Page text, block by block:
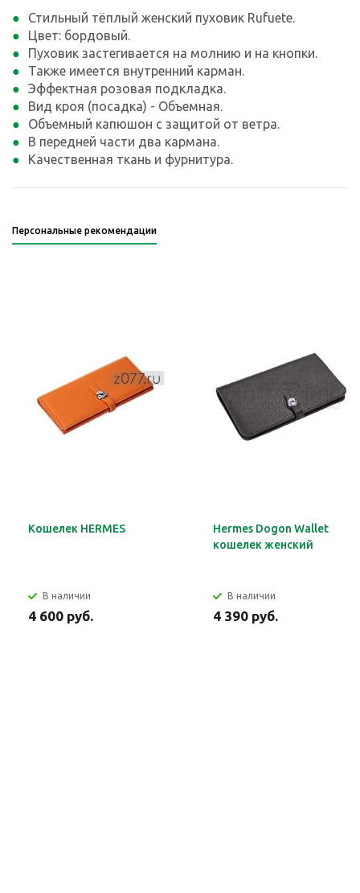
Стильный тёплый женский пуховик Rufuete.
Цвет: бордовый.
Пуховик застегивается на молнию и на кнопки.
Также имеется внутренний карман.
Эффектная розовая подкладка.
Вид кроя (посадка) - Объемная.
Объемный капюшон с защитой от ветра.
В передней части два кармана.
Качественная ткань и фурнитура.
Персональные рекомендации
Кошелек HERMES
В наличии
4 600 руб.
Hermes Dogon Wallet
кошелек женский
В наличии
4 390 руб.